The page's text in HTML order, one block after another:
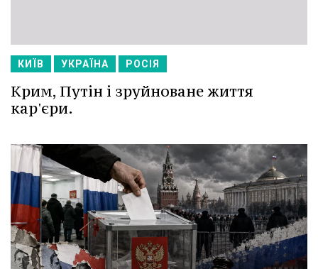
КИЇВ УКРАЇНА РОСІЯ
Крим, Путін і зруйноване життя
кар'єри.